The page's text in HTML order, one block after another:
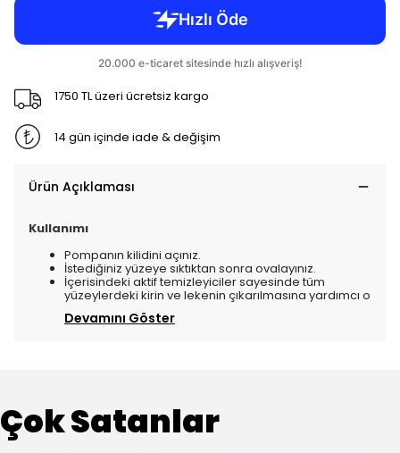
1750 TL üzeri ücretsiz kargo
14 gün içinde iade & değişim
Ürün Açıklaması
Kullanımı
Pompanın kilidini açınız.
İstediğiniz yüzeye sıktıktan sonra ovalayınız.
İçerisindeki aktif temizleyiciler sayesinde tüm
yüzeylerdeki kirin ve lekenin çıkarılmasına yardımcı o
Devamını Göster
Çok Satanlar